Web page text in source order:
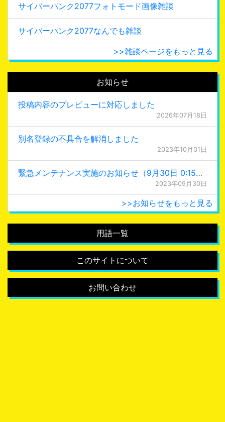
サイバーパンク2077フォトモード画像雑談
サイバーパンク2077なんでも雑談
>>雑談ページをもっと見る
お知らせ
投稿内容のプレビューに対応しました
2026年07月18日
別名登録の不具合を解消しました
2023年10月01日
緊急メンテナンス実施のお知らせ（9月30日 0:15更新）
2023年09月30日
>>お知らせをもっと見る
用語一覧
このサイトについて
お問い合わせ